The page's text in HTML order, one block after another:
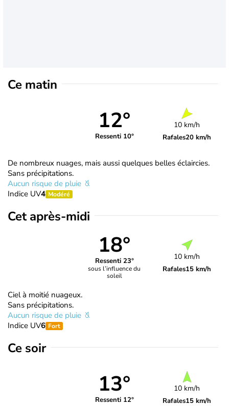
Ce matin
12°
Ressenti 10°
10 km/h
Rafales20 km/h
De nombreux nuages, mais aussi quelques belles éclaircies.
Sans précipitations.
Aucun risque de pluie
Indice UV4 Modéré
Cet après-midi
18°
Ressenti 23°
sous l’influence du
soleil
10 km/h
Rafales15 km/h
Ciel à moitié nuageux.
Sans précipitations.
Aucun risque de pluie
Indice UV6 Fort
Ce soir
13°
Ressenti 12°
10 km/h
Rafales15 km/h